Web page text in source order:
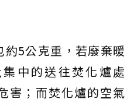
5公克重，若廢棄暖
中的送往焚化爐處
害；而焚化爐的空氣